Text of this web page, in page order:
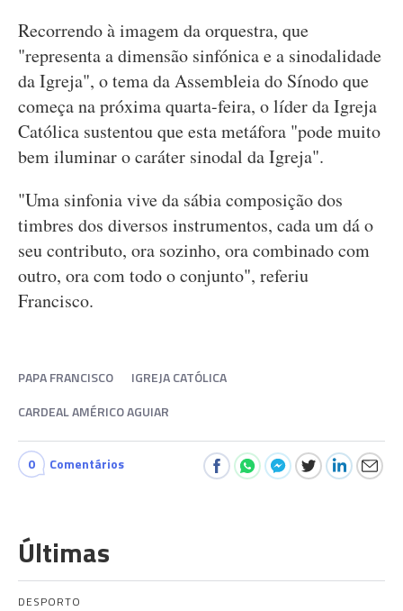
Recorrendo à imagem da orquestra, que
"representa a dimensão sinfónica e a sinodalidade
da Igreja", o tema da Assembleia do Sínodo que
começa na próxima quarta-feira, o líder da Igreja
Católica sustentou que esta metáfora "pode muito
bem iluminar o caráter sinodal da Igreja".
"Uma sinfonia vive da sábia composição dos
timbres dos diversos instrumentos, cada um dá o
seu contributo, ora sozinho, ora combinado com
outro, ora com todo o conjunto", referiu
Francisco.
PAPA FRANCISCO
IGREJA CATÓLICA
CARDEAL AMÉRICO AGUIAR
0 Comentários
Últimas
DESPORTO